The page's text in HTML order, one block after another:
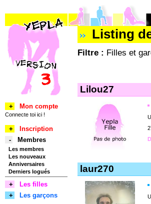
Listing
Filtre : Filles et
Lilou27
laur270
+ Mon compte
Connecte toi ici !
+
Inscription
-
Membres
Les membres
Les nouveaux
Anniversaires
Derniers logués
+
Les filles
+
Les garçons